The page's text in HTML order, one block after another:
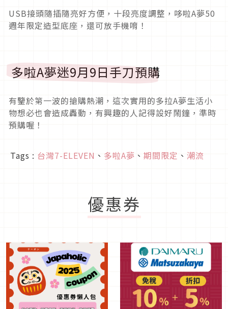
USB接頭隨插隨亮好方便，十段亮度調整，哆啦A夢50
週年限定造型底座，還可放手機唷！
多啦A夢迷9月9日手刀預購
有鑒於第一波的搶購熱潮，這次實用的多拉A夢生活小
物想必也會造成轟動，有興趣的人記得設好鬧鐘，準時
預購喔！
Tags : 台灣7-ELEVEN 、 多啦A夢 、 期間限定 、 潮流
優惠券